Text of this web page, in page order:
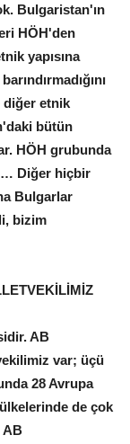
Bulgaristan'ın
HÖH'den
yapısına
diğer etnik
bütün
HÖH grubunda
Diğer hiçbir
Bulgarlar
bizim
AB
var; üçü
28 Avrupa
de çok
AB